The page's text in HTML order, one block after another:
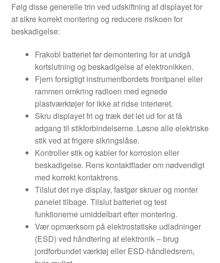
Følg disse generelle trin ved udskiftning af displayet for
at sikre korrekt montering og reducere risikoen for
beskadigelse:
Frakobl batteriet før demontering for at undgå
kortslutning og beskadigelse af elektronikken.
Fjern forsigtigt instrumentbordets frontpanel eller
rammen omkring radioen med egnede
plastværktøjer for ikke at ridse interiøret.
Skru displayet fri og træk det let ud for at få
adgang til stikforbindelserne. Løsne alle elektriske
stik ved at frigøre sikringslåse.
Kontroller stik og kabler for korrosion eller
beskadigelse. Rens kontaktflader om nødvendigt
med korrekt kontaktrens.
Tilslut det nye display, fastgør skruer og monter
panelet tilbage. Tilslut batteriet og test
funktionerne umiddelbart efter montering.
Vær opmærksom på elektrostatiske udladninger
(ESD) ved håndtering af elektronik – brug
jordforbundet værktøj eller ESD-håndledsrem,